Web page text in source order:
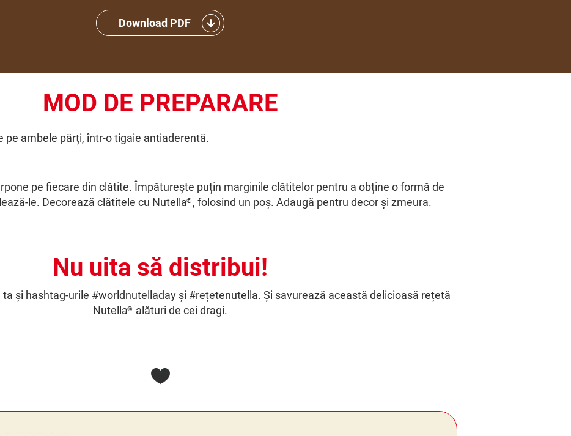
Download PDF
MOD DE PREPARARE
pe ambele părți, într-o tigaie antiaderentă.
pe fiecare din clătite. Împăturește puțin marginile clătitelor pentru a obține o formă de
le. Decorează clătitele cu Nutella® , folosind un poș. Adaugă pentru decor și zmeura.
Nu uita să distribui!
și hashtag-urile #worldnutelladay și #rețetenutella. Și savurează această delicioasă rețetă
Nutella® alături de cei dragi.